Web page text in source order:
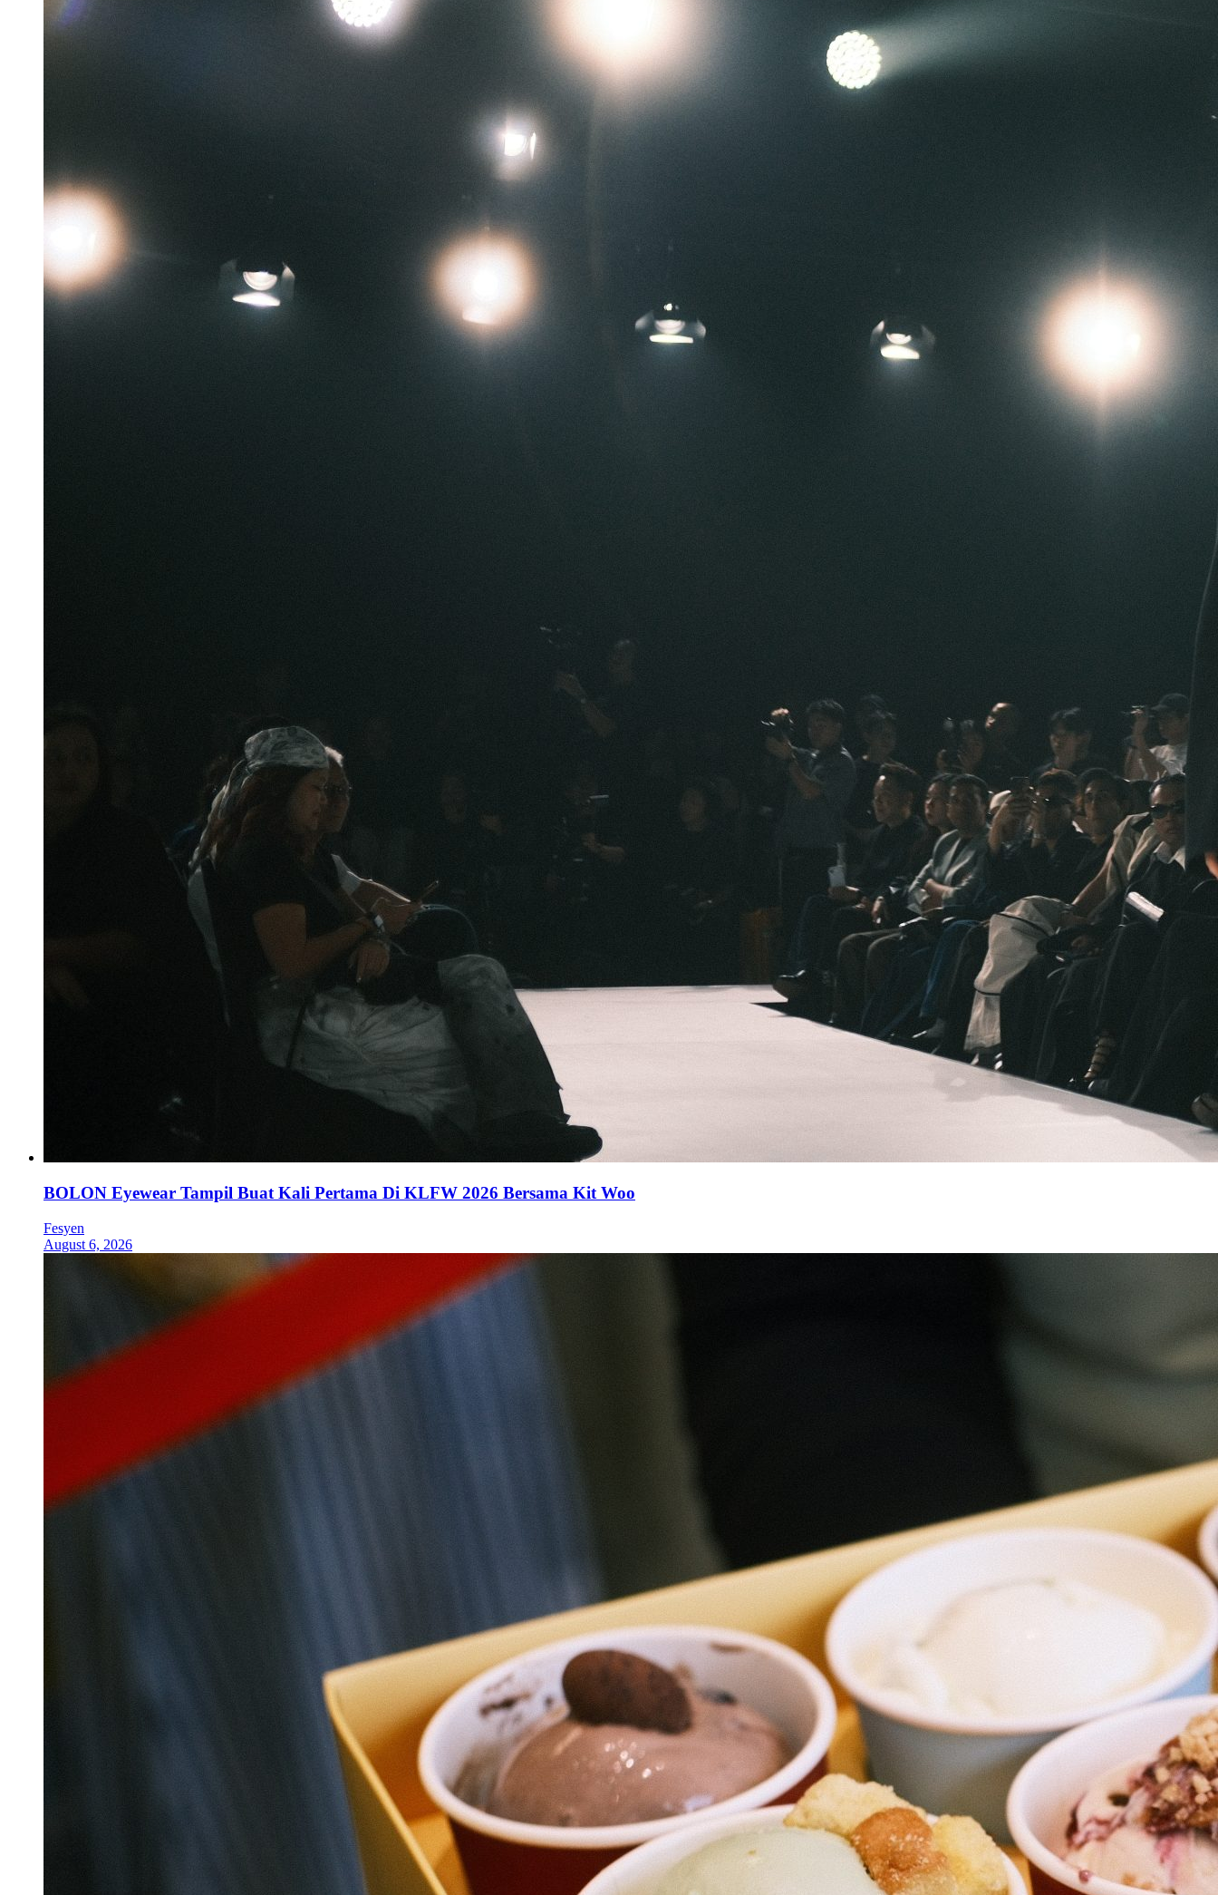
BOLON Eyewear Tampil Buat Kali Pertama Di KLFW 2026 Bersama Kit Woo
Fesyen
August 6, 2026